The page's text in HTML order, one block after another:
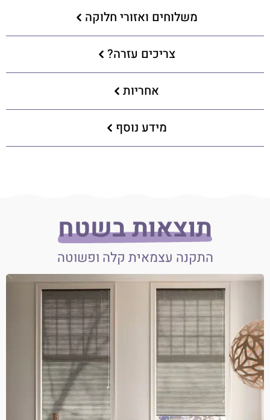
משלוחים ואזורי חלוקה
צריכים עזרה?
אחריות
מידע נוסף
תוצאות בשטח
התקנה עצמאית קלה ופשוטה